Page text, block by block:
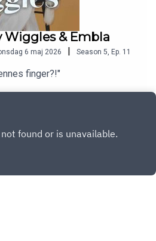
Wiggles & Embla
6 maj 2026 | Season 5, Ep. 11
finger?!"